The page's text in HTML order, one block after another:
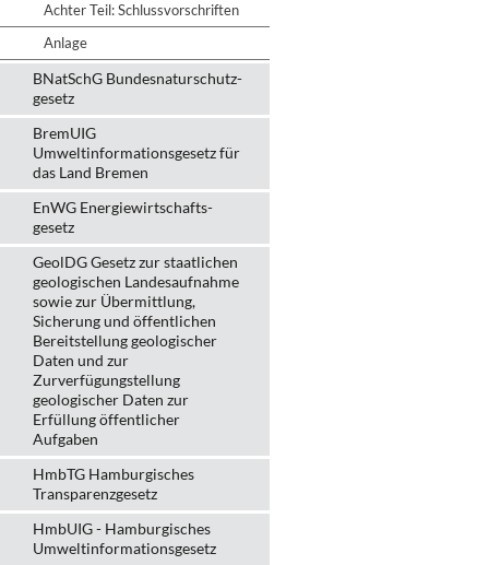
Achter Teil: Schlussvorschriften
Anlage
BNatSchG Bundesnaturschutz-
gesetz
BremUIG
Umweltinformationsgesetz für
das Land Bremen
EnWG Energiewirtschafts-
gesetz
GeolDG Gesetz zur staatlichen
geologischen Landesaufnahme
sowie zur Übermittlung,
Sicherung und öffentlichen
Bereitstellung geologischer
Daten und zur
Zurverfügungstellung
geologischer Daten zur
Erfüllung öffentlicher
Aufgaben
HmbTG Hamburgisches
Transparenzgesetz
HmbUIG - Hamburgisches
Umweltinformationsgesetz